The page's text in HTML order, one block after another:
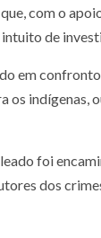
com o
de
em
os indígenas,
foi
dos